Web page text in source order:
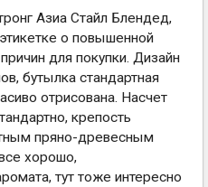
Азиа Стайл Блендед,
о повышенной
для покупки. Дизайн
бутылка стандартная
отрисована. Насчет
крепость
пряно-древесным
хорошо,
тут тоже интересно